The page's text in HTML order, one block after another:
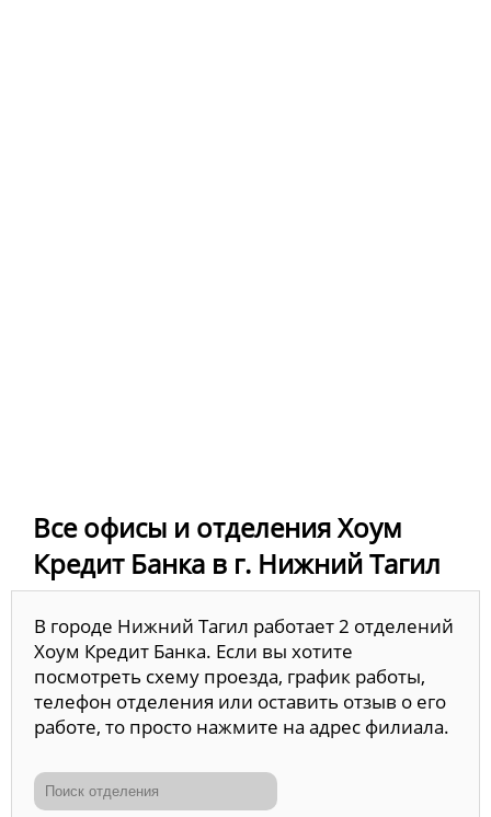
Все офисы и отделения Хоум
Кредит Банка в г. Нижний Тагил
В городе Нижний Тагил работает 2 отделений
Хоум Кредит Банка. Если вы хотите
посмотреть схему проезда, график работы,
телефон отделения или оставить отзыв о его
работе, то просто нажмите на адрес филиала.